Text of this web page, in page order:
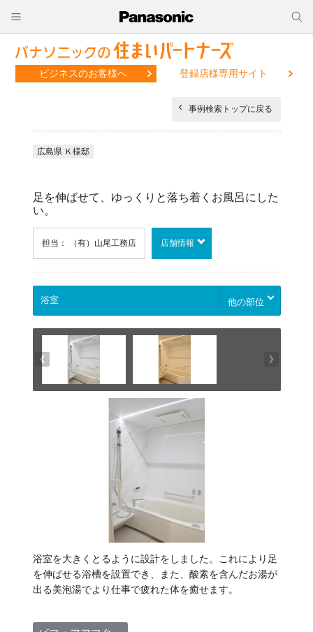
ビジネスのお客様へ 登録店様専用サイト
事例検索トップに戻る
広島県 Ｋ様邸
足を伸ばせて、ゆっくりと落ち着くお風呂にした
い。
担当： （有）山尾工務店 店舗情報
他の部位
浴室を大きくとるように設計をしました。これにより足
を伸ばせる浴槽を設置でき、また、酸素を含んだお湯が
出る美泡湯でより仕事で疲れた体を癒せます。